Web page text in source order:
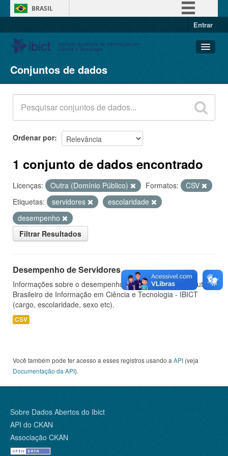
BRASIL
Entrar
Conjuntos de dados
Organizações
Grupos
Sobre
Conjuntos de dados
Ordenar por
1 conjunto de dados encontrado
Licenças: Outra (Domínio Público) Formatos:
CSV
Etiquetas:
servidores
escolaridade
desempenho
Filtrar Resultados
Desempenho de Servidores
Informações sobre o desempenho de servidores do Instituto
Brasileiro de Informação em Ciência e Tecnologia - IBICT
(cargo, escolaridade, sexo etc).
CSV
Você também pode ter acesso a esses registros usando a API (veja
Documentação da API).
Sobre Dados Abertos do Ibict
API do CKAN
Associação CKAN